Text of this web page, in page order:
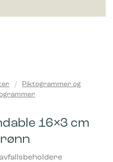
/
Piktogrammer og
16×3 cm